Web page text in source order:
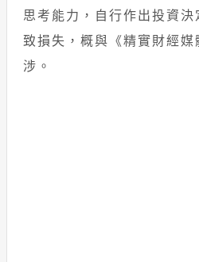
思考能力，自行作出投資
致損失，概與《精實財經
涉。